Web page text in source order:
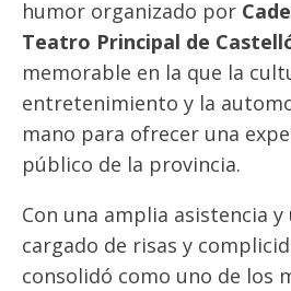
humor organizado por
Teatro Principal de
memorable en la que la
entretenimiento y la
mano para ofrecer una
público de la provincia.
Con una amplia asistencia
cargado de risas y
consolidó como uno de los